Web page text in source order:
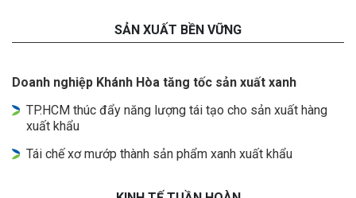
SẢN XUẤT BỀN VỮNG
Doanh nghiệp Khánh Hòa tăng tốc sản xuất xanh
TP.HCM thúc đẩy năng lượng tái tạo cho sản xuất hàng
xuất khẩu
Tái chế xơ mướp thành sản phẩm xanh xuất khẩu